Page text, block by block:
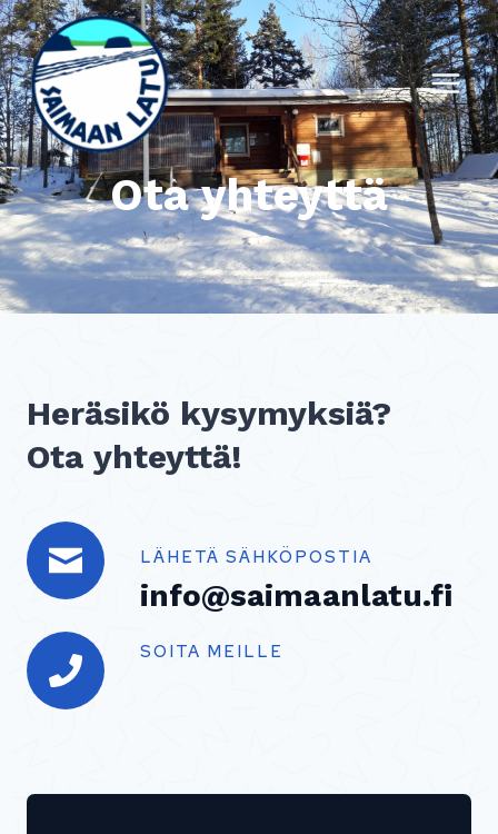
Siirry
sisältöön
Ota yhteyttä
Heräsikö kysymyksiä?
Ota yhteyttä!
LÄHETÄ SÄHKÖPOSTIA
info@saimaanlatu.fi
SOITA MEILLE